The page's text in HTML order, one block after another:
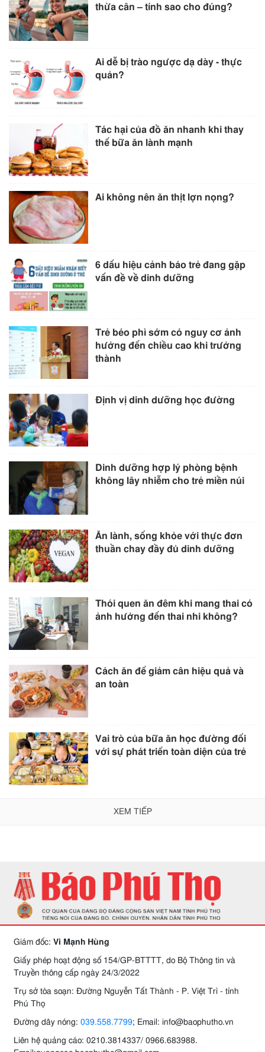
thừa cân – tính sao cho đúng?
Ai dễ bị trào ngược dạ dày - thực
quản?
Tác hại của đồ ăn nhanh khi thay
thế bữa ăn lành mạnh
Ai không nên ăn thịt lợn nọng?
6 dấu hiệu cảnh báo trẻ đang gặp
vấn đề về dinh dưỡng
Trẻ béo phì sớm có nguy cơ ảnh
hưởng đến chiều cao khi trưởng
thành
Định vị dinh dưỡng học đường
Dinh dưỡng hợp lý phòng bệnh
không lây nhiễm cho trẻ miền núi
Ăn lành, sống khỏe với thực đơn
thuần chay đầy đủ dinh dưỡng
Thói quen ăn đêm khi mang thai có
ảnh hưởng đến thai nhi không?
Cách ăn để giảm cân hiệu quả và
an toàn
Vai trò của bữa ăn học đường đối
với sự phát triển toàn diện của trẻ
XEM TIẾP
Giám đốc: Vi Mạnh Hùng
Giấy phép hoạt động số 154/GP-BTTTT, do Bộ Thông tin và
Truyền thông cấp ngày 24/3/2022
Trụ sở tòa soạn: Đường Nguyễn Tất Thành - P. Việt Trì - tỉnh
Phú Thọ
Đường dây nóng: 039.558.7799; Email: info@baophutho.vn
Liên hệ quảng cáo: 0210.3814337/ 0966.683988.